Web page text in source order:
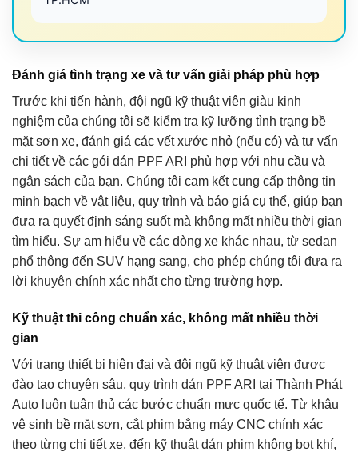
Đánh giá tình trạng xe và tư vấn giải pháp phù hợp
Trước khi tiến hành, đội ngũ kỹ thuật viên giàu kinh
nghiệm của chúng tôi sẽ kiểm tra kỹ lưỡng tình trạng bề
mặt sơn xe, đánh giá các vết xước nhỏ (nếu có) và tư vấn
chi tiết về các gói dán PPF ARI phù hợp với nhu cầu và
ngân sách của bạn. Chúng tôi cam kết cung cấp thông tin
minh bạch về vật liệu, quy trình và báo giá cụ thể, giúp bạn
đưa ra quyết định sáng suốt mà không mất nhiều thời gian
tìm hiểu. Sự am hiểu về các dòng xe khác nhau, từ sedan
phổ thông đến SUV hạng sang, cho phép chúng tôi đưa ra
lời khuyên chính xác nhất cho từng trường hợp.
Kỹ thuật thi công chuẩn xác, không mất nhiều thời
gian
Với trang thiết bị hiện đại và đội ngũ kỹ thuật viên được
đào tạo chuyên sâu, quy trình dán PPF ARI tại Thành Phát
Auto luôn tuân thủ các bước chuẩn mực quốc tế. Từ khâu
vệ sinh bề mặt sơn, cắt phim bằng máy CNC chính xác
theo từng chi tiết xe, đến kỹ thuật dán phim không bọt khí,